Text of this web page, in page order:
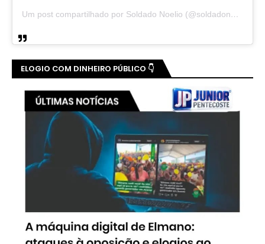
Um post compartilhado por Soldado Noelio (@soldadonoelio)
ELOGIO COM DINHEIRO PÚBLICO 👇